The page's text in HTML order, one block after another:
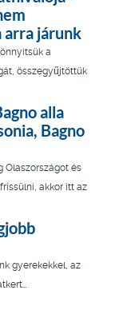
arra járunk
a
összegyűjtöttük
alla
Bagno
Olaszországot és
akkor itt az
gyerekekkel, az